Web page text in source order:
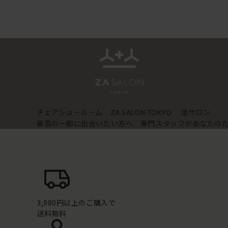
チェアショールーム ZA SALON TOKYO
坐サロン
最高の一脚に出会いたい方へ 専門スタッフがあなたの
3,980円以上のご購入で
送料無料